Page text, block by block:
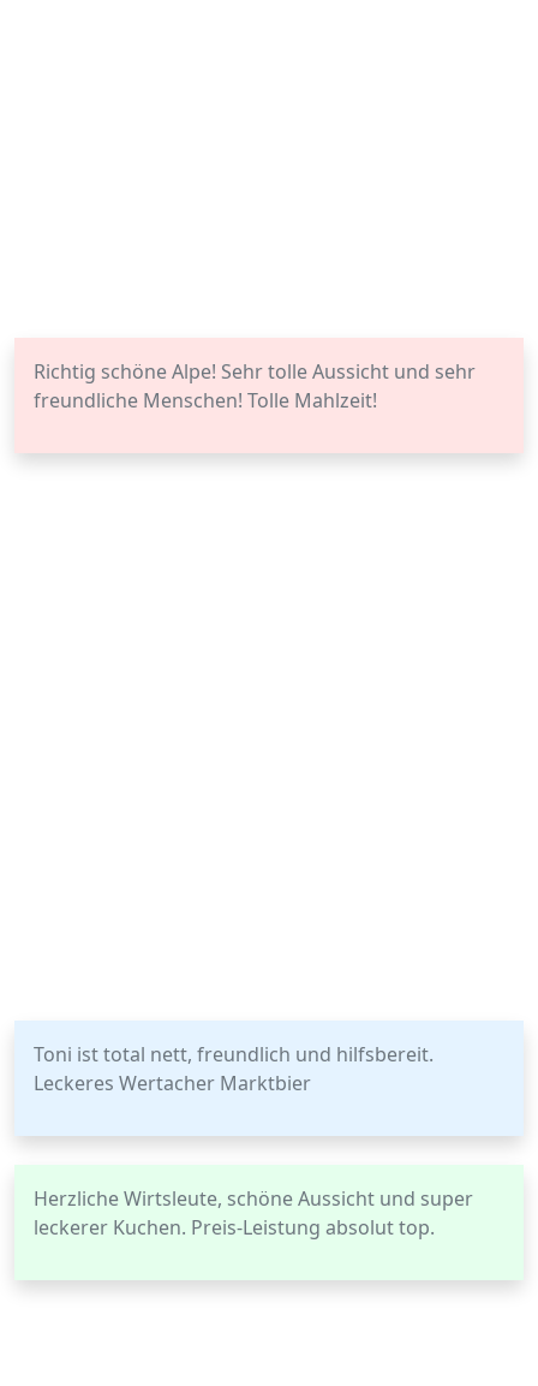
Richtig schöne Alpe! Sehr tolle Aussicht und sehr
freundliche Menschen! Tolle Mahlzeit!
Toni ist total nett, freundlich und hilfsbereit.
Leckeres Wertacher Marktbier
Herzliche Wirtsleute, schöne Aussicht und super
leckerer Kuchen. Preis-Leistung absolut top.